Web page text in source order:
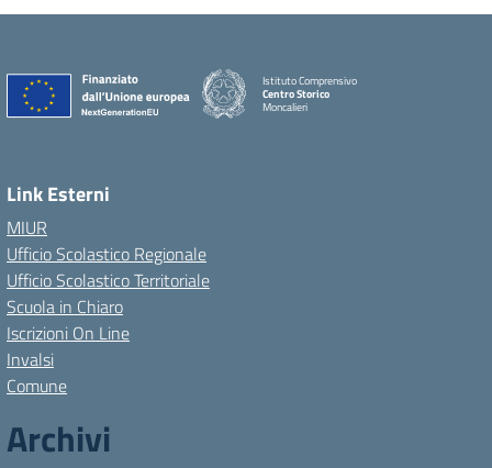
Istituto Comprensivo
Centro Storico
Moncalieri
Link Esterni
MIUR
Ufficio Scolastico Regionale
Ufficio Scolastico Territoriale
Scuola in Chiaro
Iscrizioni On Line
Invalsi
Comune
Archivi